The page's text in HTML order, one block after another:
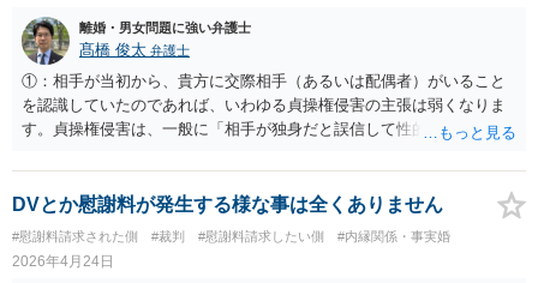
しているのであれば、 パートナーに対する慰謝料請求の際の証拠とし
ては問題ないかもしれません。 （ＬＩＮＥの内容にもよりますが。）
ご質問に対する回答は以上ですが、可能であれば、ご依頼になるかは
別にして、お近くの弁護士に直接相談されて、今後の対応についてア
ドバイスを求めることをおすすめいたします。 ご参考にしていただけ
離婚・男女問題に強い弁護士
髙橋 俊太 弁護士
①：相手が当初から、貴方に交際相手（あるいは配偶者）がいること
を認識していたのであれば、いわゆる貞操権侵害の主張は弱くなりま
す。貞操権侵害は、一般に「相手が独身だと誤信して性的関係を持っ
ても、結婚時期、同居予定、親への紹介など、将来の婚姻に向けた具
体的合意が乏しい場合には認定のハードルが高いです。ご相談内容で
は、相手が当初から事情を知っていたこと、結婚の具体的約束がない
こと、自由意思で関係が継続していたことからすると、請求の全部ま
たは大部分が否定される余地はあります。 ②：仮に一定の違法性が認
DVとか慰謝料が発生する様な事は全くありません
#慰謝料請求された側 #裁判 #慰謝料請求したい側 #内縁関係・事実婚
2026年4月24日